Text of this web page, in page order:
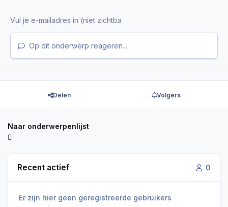
Op dit onderwerp reageren...
Delen Volgers
Naar onderwerpenlijst
Recent actief 0
Er zijn hier geen geregistreerde gebruikers